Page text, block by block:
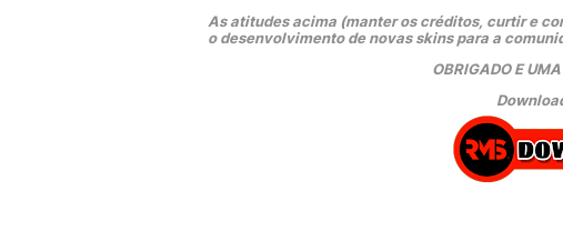
As atitudes acima (manter os créditos, curtir e
o desenvolvimento de novas skins para a
OBRIGADO E